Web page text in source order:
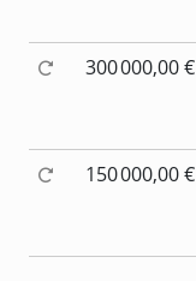
300 000,00 €
150 000,00 €